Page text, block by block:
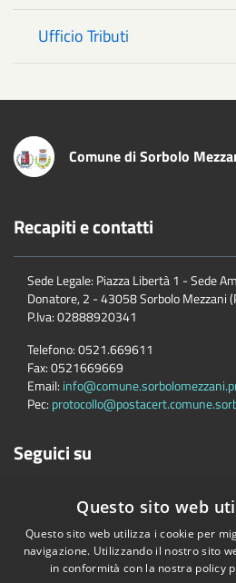
Ufficio Tributi
Comune di Sorbolo
Recapiti e contatti
Sede Legale: Piazza Libertà 1 - Sede
Donatore, 2 - 43058 Sorbolo Mezzani
P.Iva:02888920341
Telefono:0521.669611
Fax:0521669669
Email:
Pec:
Seguici su
Questo sito web
Questo sito web utilizza i cookie per
navigazione. Utilizzando il nostro sito
in conformità con la nostra policy